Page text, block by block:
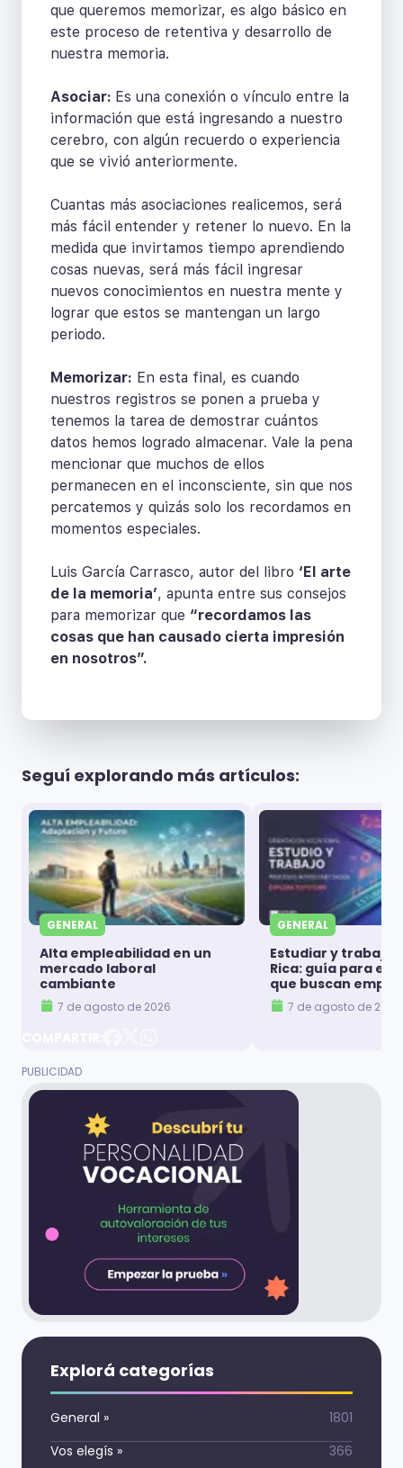
que queremos memorizar, es algo básico en
este proceso de retentiva y desarrollo de
nuestra memoria.
Asociar: Es una conexión o vínculo entre la
información que está ingresando a nuestro
cerebro, con algún recuerdo o experiencia
que se vivió anteriormente.
Cuantas más asociaciones realicemos, será
más fácil entender y retener lo nuevo. En la
medida que invirtamos tiempo aprendiendo
cosas nuevas, será más fácil ingresar
nuevos conocimientos en nuestra mente y
lograr que estos se mantengan un largo
periodo.
Memorizar: En esta final, es cuando
nuestros registros se ponen a prueba y
tenemos la tarea de demostrar cuántos
datos hemos logrado almacenar. Vale la pena
mencionar que muchos de ellos
permanecen en el inconsciente, sin que nos
percatemos y quizás solo los recordamos en
momentos especiales.
Luis García Carrasco, autor del libro ‘El arte
de la memoria’, apunta entre sus consejos
para memorizar que “recordamos las
cosas que han causado cierta impresión
en nosotros”.
Seguí explorando más artículos:
GENERAL
Alta empleabilidad en un
mercado laboral
cambiante
7 de agosto de 2026
GENERAL
Estudiar y trabajar
Rica: guía para
que buscan
7 de agosto de 2026
Explorá categorías
General »
1801
Vos elegís » 366